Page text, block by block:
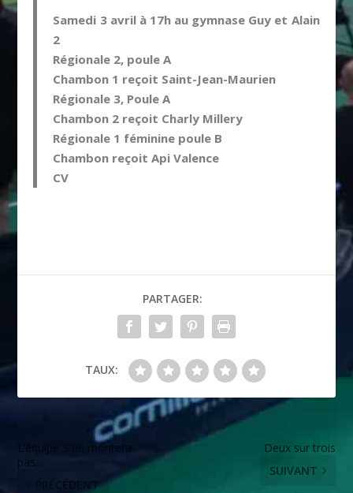
Samedi 3 avril à 17h au gymnase Guy et Alain
2
Régionale 2, poule A
Chambon 1 reçoit Saint-Jean-Maurien
Régionale 3, Poule A
Chambon 2 reçoit Charly Millery
Régionale 1 féminine poule B
Chambon reçoit Api Valence
CV
PARTAGER:
TAUX:
L’équipe 3 ne montera
pas…
PRÉCÉDENT
Deux sur trois
SUIVANT